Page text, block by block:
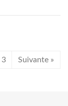
3 Suivante »